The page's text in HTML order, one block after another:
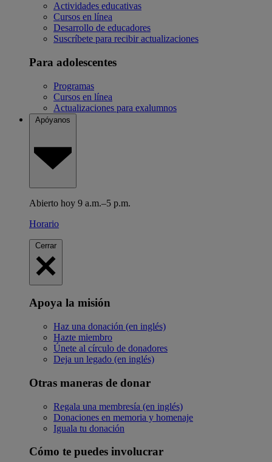
Actividades educativas
Cursos en línea
Desarrollo de educadores
Suscríbete para recibir actualizaciones
Para adolescentes
Programas
Cursos en línea
Actualizaciones para exalumnos
Apóyanos
Abierto hoy 9 a.m.–5 p.m.
Horario
Cerrar
Apoya la misión
Haz una donación (en inglés)
Hazte miembro
Únete al círculo de donadores
Deja un legado (en inglés)
Otras maneras de donar
Regala una membresía (en inglés)
Donaciones en memoria y homenaje
Iguala tu donación
Cómo te puedes involucrar